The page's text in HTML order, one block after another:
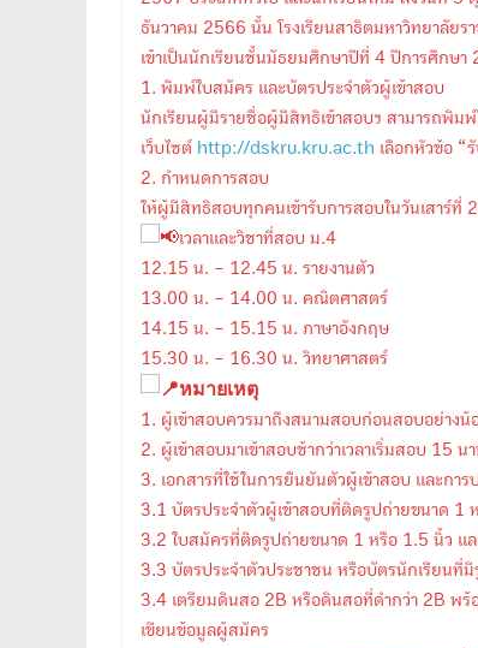
ธันวาคม 2566 นั้น โรงเรียนสาธิตมหาวิทยาลัย
เข้าเป็นนักเรียนชั้นมัธยมศึกษาปีที่ 4 ปีการศึกษ
1. พิมพ์ใบสมัคร และบัตรประจำตัวผู้เข้าสอบ
นักเรียนผู้มีรายชื่อผู้มีสิทธิเข้าสอบฯ สามารถพิ
เว็บไซต์ http://dskru.kru.ac.th เลือกหัวข้อ “
2. กำหนดการสอบ
ให้ผู้มีสิทธิสอบทุกคนเข้ารับการสอบในวันเสาร์
เวลาและวิชาที่สอบ ม.4
12.15 น. – 12.45 น. รายงานตัว
13.00 น. – 14.00 น. คณิตศาสตร์
14.15 น. – 15.15 น. ภาษาอังกฤษ
15.30 น. – 16.30 น. วิทยาศาสตร์
หมายเหตุ
1. ผู้เข้าสอบควรมาถึงสนามสอบก่อนสอบอย่างน้
2. ผู้เข้าสอบมาเข้าสอบช้ากว่าเวลาเริ่มสอบ 15
3. เอกสารที่ใช้ในการยืนยันตัวผู้เข้าสอบ และกา
3.1 บัตรประจำตัวผู้เข้าสอบที่ติดรูปถ่ายขนาด 1
3.2 ใบสมัครที่ติดรูปถ่ายขนาด 1 หรือ 1.5 นิ้ว แ
3.3 บัตรประจำตัวประชาชน หรือบัตรนักเรียนที่มี
3.4 เตรียมดินสอ 2B หรือดินสอที่ดำกว่า 2B พร้อ
เขียนข้อมูลผู้สมัคร